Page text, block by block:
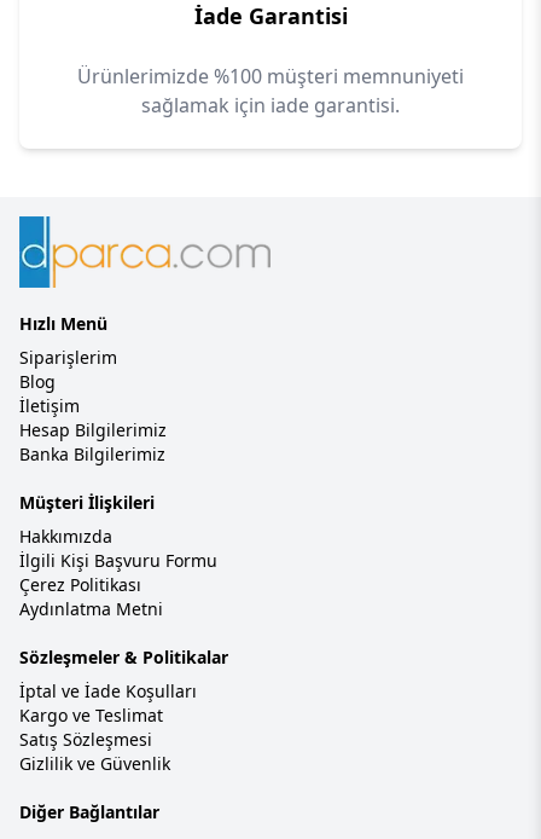
İade Garantisi
Ürünlerimizde %100 müşteri memnuniyeti
sağlamak için iade garantisi.
Hızlı Menü
Siparişlerim
Blog
İletişim
Hesap Bilgilerimiz
Banka Bilgilerimiz
Müşteri İlişkileri
Hakkımızda
İlgili Kişi Başvuru Formu
Çerez Politikası
Aydınlatma Metni
Sözleşmeler & Politikalar
İptal ve İade Koşulları
Kargo ve Teslimat
Satış Sözleşmesi
Gizlilik ve Güvenlik
Diğer Bağlantılar